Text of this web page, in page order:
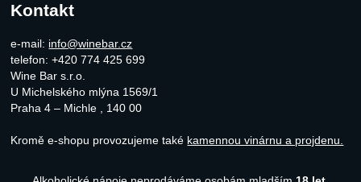
Kontakt
e-mail: info@winebar.cz
telefon: +420 774 425 699
Wine Bar s.r.o.
U Michelského mlýna 1569/1
Praha 4 – Michle
140 00
Kromě e-shopu provozujeme také kamennou vinárnu a projdenu.